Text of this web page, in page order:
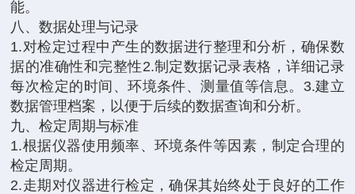
能。
八、数据处理与记录
1.对检定过程中产生的数据进行整理和分析，确保数
据的准确性和完整性2.制定数据记录表格，详细记录
每次检定的时间、环境条件、测量值等信息。3.建立
数据管理档案，以便于后续的数据查询和分析。
九、检定周期与标准
1.根据仪器使用频率、环境条件等因素，制定合理的
检定周期。
2.走期对仪器进行检定，确保其始终处于良好的工作